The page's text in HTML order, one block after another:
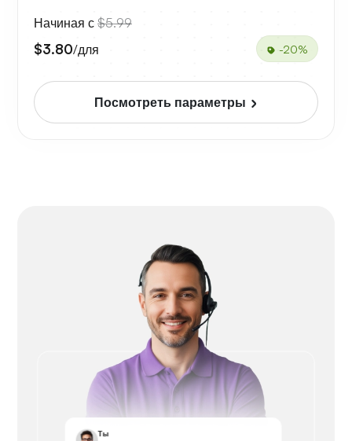
Начиная с $5.99
$3.80/для -20%
Посмотреть параметры
Ты